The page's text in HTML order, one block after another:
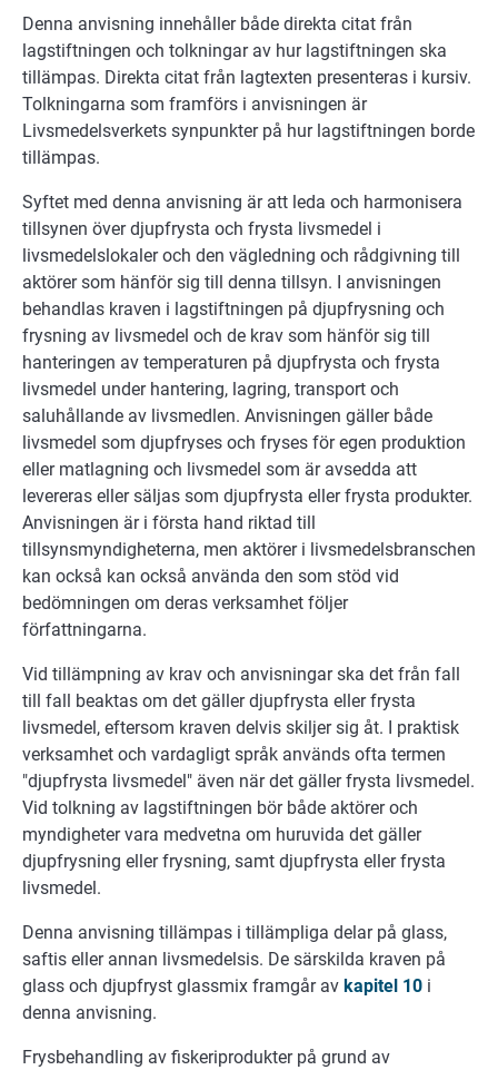
Denna anvisning innehåller både direkta citat från
lagstiftningen och tolkningar av hur lagstiftningen ska
tillämpas. Direkta citat från lagtexten presenteras i kursiv.
Tolkningarna som framförs i anvisningen är
Livsmedelsverkets synpunkter på hur lagstiftningen borde
tillämpas.
Syftet med denna anvisning är att leda och harmonisera
tillsynen över djupfrysta och frysta livsmedel i
livsmedelslokaler och den vägledning och rådgivning till
aktörer som hänför sig till denna tillsyn. I anvisningen
behandlas kraven i lagstiftningen på djupfrysning och
frysning av livsmedel och de krav som hänför sig till
hanteringen av temperaturen på djupfrysta och frysta
livsmedel under hantering, lagring, transport och
saluhållande av livsmedlen. Anvisningen gäller både
livsmedel som djupfryses och fryses för egen produktion
eller matlagning och livsmedel som är avsedda att
levereras eller säljas som djupfrysta eller frysta produkter.
Anvisningen är i första hand riktad till
tillsynsmyndigheterna, men aktörer i livsmedelsbranschen
kan också kan också använda den som stöd vid
bedömningen om deras verksamhet följer
författningarna.
Vid tillämpning av krav och anvisningar ska det från fall
till fall beaktas om det gäller djupfrysta eller frysta
livsmedel, eftersom kraven delvis skiljer sig åt. I praktisk
verksamhet och vardagligt språk används ofta termen
"djupfrysta livsmedel" även när det gäller frysta livsmedel.
Vid tolkning av lagstiftningen bör både aktörer och
myndigheter vara medvetna om huruvida det gäller
djupfrysning eller frysning, samt djupfrysta eller frysta
livsmedel.
Denna anvisning tillämpas i tillämpliga delar på glass,
saftis eller annan livsmedelsis. De särskilda kraven på
glass och djupfryst glassmix framgår av kapitel 10 i
denna anvisning.
Frysbehandling av fiskeriprodukter på grund av